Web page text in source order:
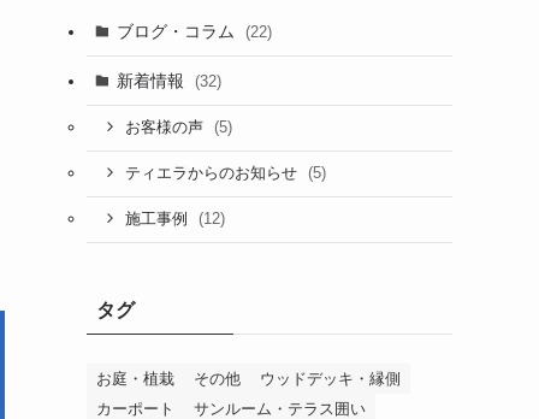
ブログ・コラム (22)
新着情報 (32)
お客様の声 (5)
ティエラからのお知らせ (5)
施工事例 (12)
タグ
お庭・植栽 その他
ウッドデッキ・縁側
カーポート
サンルーム・テラス囲い